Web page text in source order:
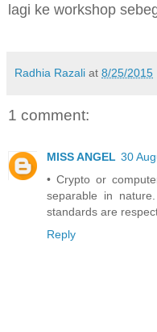
lagi ke workshop
Radhia Razali at 8/25/2015
1 comment:
MISS ANGEL 30
• Crypto or
separable in
standards are
Reply